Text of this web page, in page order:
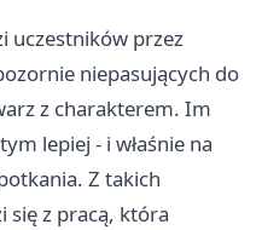
uczestników przez
niepasujących do
z charakterem. Im
lepiej - i właśnie na
Z takich
się z pracą, która